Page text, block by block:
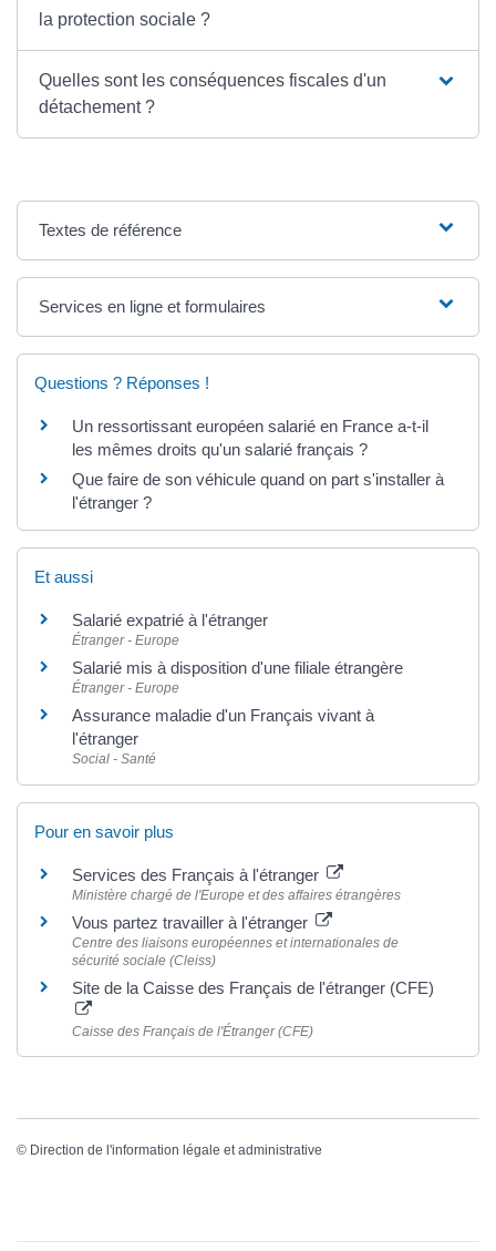
la protection sociale ?
Quelles sont les conséquences fiscales d'un
détachement ?
Textes de référence
Services en ligne et formulaires
Questions ? Réponses !
Un ressortissant européen salarié en France a-t-il
les mêmes droits qu'un salarié français ?
Que faire de son véhicule quand on part s'installer à
l'étranger ?
Et aussi
Salarié expatrié à l'étranger
Étranger - Europe
Salarié mis à disposition d'une filiale étrangère
Étranger - Europe
Assurance maladie d'un Français vivant à
l'étranger
Social - Santé
Pour en savoir plus
Services des Français à l'étranger
Ministère chargé de l'Europe et des affaires étrangères
Vous partez travailler à l'étranger
Centre des liaisons européennes et internationales de
sécurité sociale (Cleiss)
Site de la Caisse des Français de l'étranger (CFE)
Caisse des Français de l'Étranger (CFE)
© Direction de l'information légale et administrative